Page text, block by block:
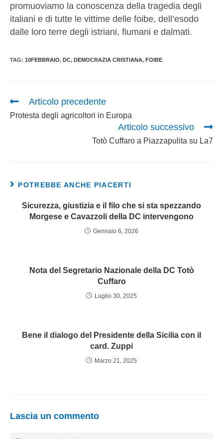
promuoviamo la conoscenza della tragedia degli
italiani e di tutte le vittime delle foibe, dell’esodo
dalle loro terre degli istriani, fiumani e dalmati.
TAG: 10FEBBRAIO, DC, DEMOCRAZIA CRISTIANA, FOIBE
Articolo precedente
Protesta degli agricoltori in Europa
Articolo successivo
Totò Cuffaro a Piazzapulita su La7
POTREBBE ANCHE PIACERTI
Sicurezza, giustizia e il filo che si sta spezzando
Morgese e Cavazzoli della DC intervengono
Gennaio 6, 2026
Nota del Segretario Nazionale della DC Totò
Cuffaro
Luglio 30, 2025
Bene il dialogo del Presidente della Sicilia con il
card. Zuppi
Marzo 21, 2025
Lascia un commento